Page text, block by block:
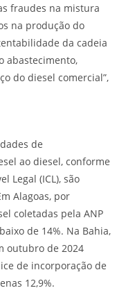
fraudes na mistura
na produção do
da cadeia
abastecimento,
do diesel comercial”,
de
ao diesel, conforme
Legal (ICL), são
Alagoas, por
coletadas pela ANP
de 14%. Na Bahia,
outubro de 2024
de incorporação de
12,9%.